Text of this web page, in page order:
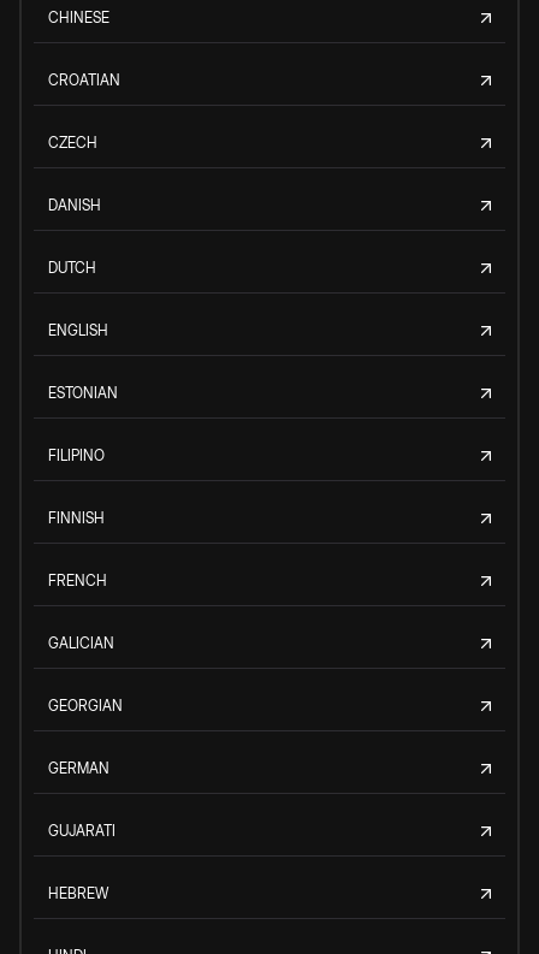
CHINESE
CROATIAN
CZECH
DANISH
DUTCH
ENGLISH
ESTONIAN
FILIPINO
FINNISH
FRENCH
GALICIAN
GEORGIAN
GERMAN
GUJARATI
HEBREW